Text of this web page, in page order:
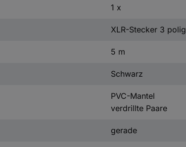
1 x
XLR-Stecker 3 polig
5 m
Schwarz
PVC-Mantel
verdrillte Paare
gerade